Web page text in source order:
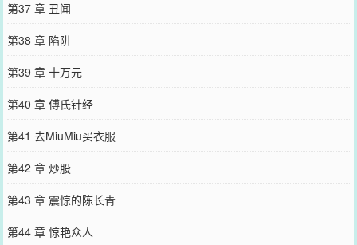
第37 章 丑闻
第38 章 陷阱
第39 章 十万元
第40 章 傅氏针经
第41 去MiuMiu买衣服
第42 章 炒股
第43 章 震惊的陈长青
第44 章 惊艳众人